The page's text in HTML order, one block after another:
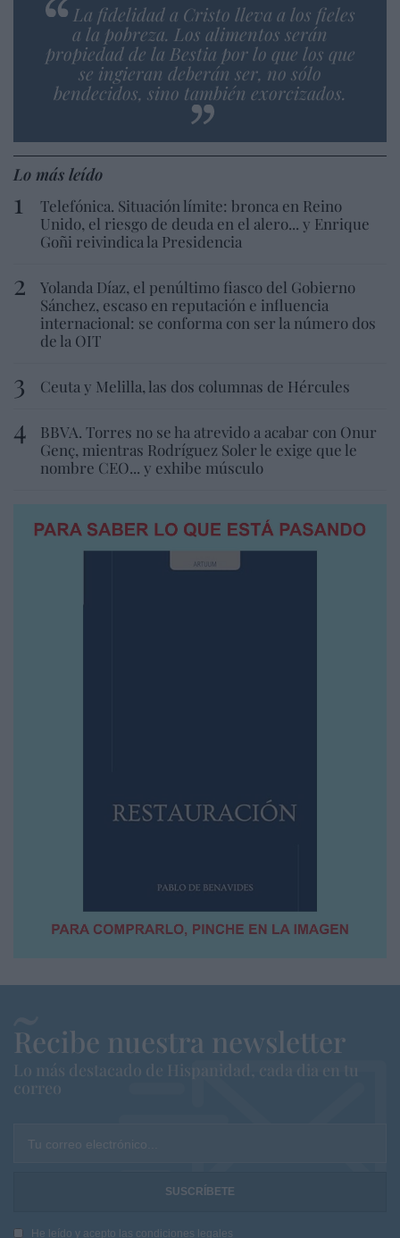
La fidelidad a Cristo lleva a los fieles
a la pobreza. Los alimentos serán
propiedad de la Bestia por lo que los que
se ingieran deberán ser, no sólo
bendecidos, sino también exorcizados.
Lo más leído
Telefónica. Situación límite: bronca en Reino
Unido, el riesgo de deuda en el alero... y Enrique
Goñi reivindica la Presidencia
Yolanda Díaz, el penúltimo fiasco del Gobierno
Sánchez, escaso en reputación e influencia
internacional: se conforma con ser la número dos
de la OIT
Ceuta y Melilla, las dos columnas de Hércules
BBVA. Torres no se ha atrevido a acabar con Onur
Genç, mientras Rodríguez Soler le exige que le
nombre CEO... y exhibe músculo
Recibe nuestra newsletter
Lo más destacado de Hispanidad, cada dia en tu
correo
Tu correo electrónico...
He leído y acepto las condiciones legales